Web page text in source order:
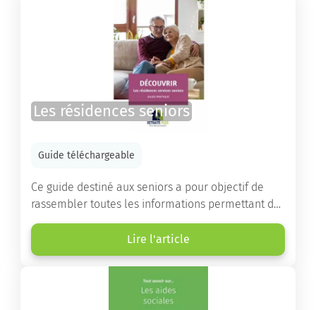
Les résidences seniors
Guide téléchargeable
Ce guide destiné aux seniors a pour objectif de
rassembler toutes les informations permettant de
choisir la résidence services seniors adaptée.
Lire l'article